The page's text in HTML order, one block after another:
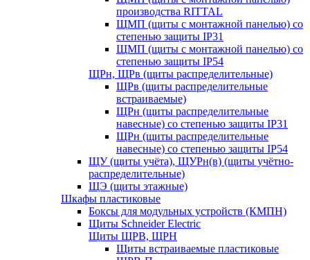
производства RITTAL
ЩМП (щиты с монтажной панелью) со
степенью защиты IP31
ЩМП (щиты с монтажной панелью) со
степенью защиты IP54
ЩРн, ЩРв (щиты распределительные)
ЩРв (щиты распределительные
встраиваемые)
ЩРн (щиты распределительные
навесные) со степенью защиты IP31
ЩРн (щиты распределительные
навесные) со степенью защиты IP54
ЩУ (щиты учёта), ЩУРн(в) (щиты учётно-
распределительные)
ЩЭ (щиты этажные)
Шкафы пластиковые
Боксы для модульных устройств (КМПН)
Щиты Schneider Electric
Щиты ЩРВ, ЩРН
Щиты встраиваемые пластиковые